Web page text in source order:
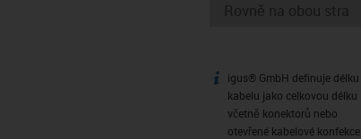
igus-icon-info
igus® GmbH definuje délku
kabelu jako celkovou délku
včetně konektorů nebo
otevřené kabelové konfekce.